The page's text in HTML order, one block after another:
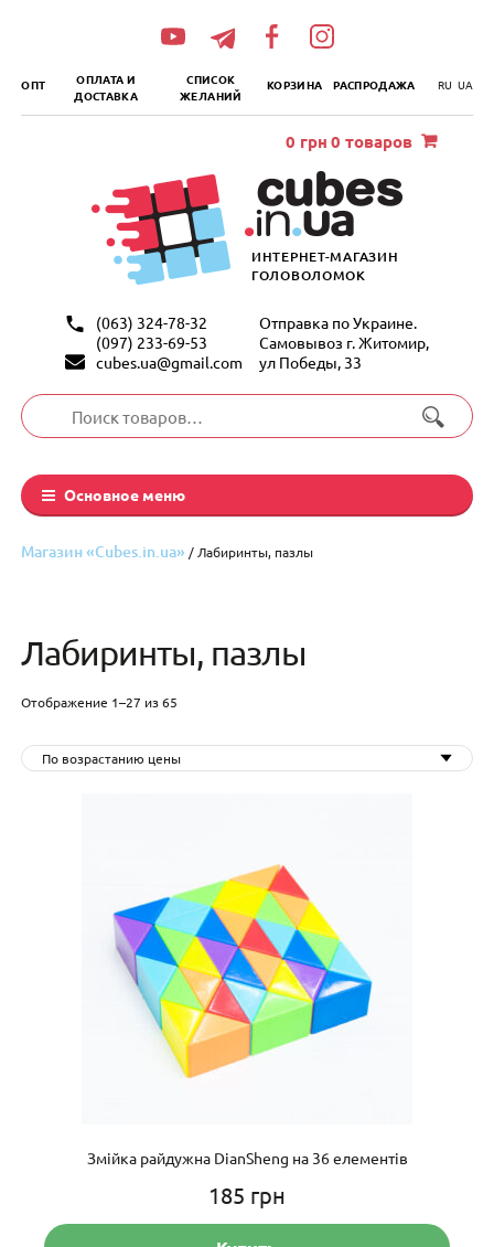
ОПТ
ОПЛАТА И
ДОСТАВКА
СПИСОК
ЖЕЛАНИЙ
КОРЗИНА РАСПРОДАЖА RU UA
ИНТЕРНЕТ-МАГАЗИН
ГОЛОВОЛОМОК
(063) 324-78-32
(097) 233-69-53
cubes.ua@gmail.com
Отправка по Украине.
Самовывоз г. Житомир,
ул Победы, 33
Искать:
Основное меню
0 грн 0 товаров
Магазин «Cubes.in.ua» / Лабиринты, пазлы
Лабиринты, пазлы
Отображение 1–27 из 65
По возрастанию цены
Змійка райдужна DianSheng на 36 елементів
185 грн